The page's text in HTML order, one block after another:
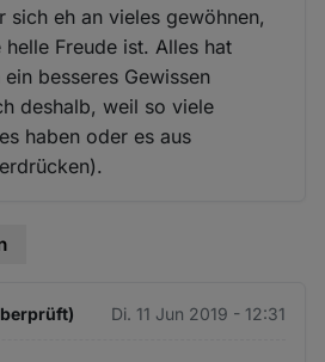
sich eh an vieles gewöhnen,
Freude ist. Alles hat
besseres Gewissen
deshalb, weil so viele
haben oder es aus
Di. 11 Jun 2019 - 12:31